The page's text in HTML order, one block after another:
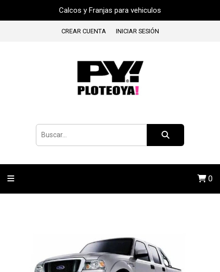
Calcos y Franjas para vehiculos
CREAR CUENTA INICIAR SESIÓN
0